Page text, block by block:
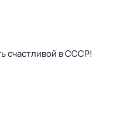
счастливой в СССР!